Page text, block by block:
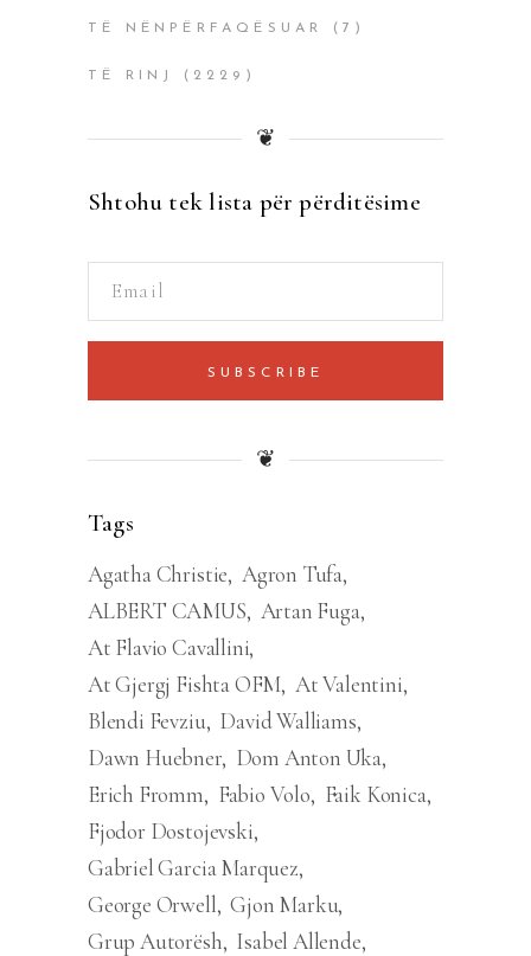
TË NËNPËRFAQËSUAR (7)
TË RINJ (2229)
❦
Shtohu tek lista për përditësime
SUBSCRIBE
❦
Tags
Agatha Christie Agron Tufa
ALBERT CAMUS Artan Fuga
At Flavio Cavallini
At Gjergj Fishta OFM At Valentini
Blendi Fevziu David Walliams
Dawn Huebner Dom Anton Uka
Erich Fromm
Fabio Volo
Faik Konica
Fjodor Dostojevski
Gabriel Garcia Marquez
George Orwell Gjon Marku
Grup Autorësh Isabel Allende